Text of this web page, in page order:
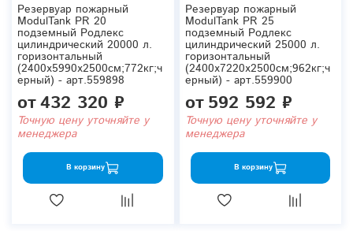
Резервуар пожарный
ModulTank PR 20
подземный Родлекс
цилиндрический 20000 л.
горизонтальный
(2400x5990x2500см;772кг;ч
ерный) - арт.559898
от432 320 ₽
Точную цену уточняйте у
менеджера
В корзину
Резервуар пожарный
ModulTank PR 25
подземный Родлекс
цилиндрический 25000 л.
горизонтальный
(2400x7220x2500см;962кг;ч
ерный) - арт.559900
от592 592 ₽
Точную цену уточняйте у
менеджера
В корзину